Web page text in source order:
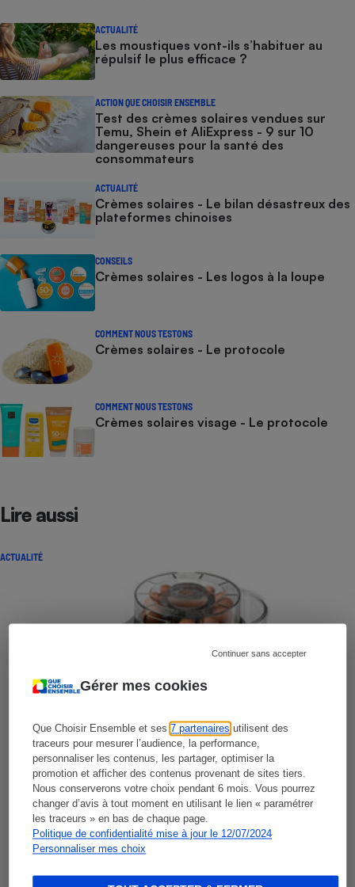
Gérer mes cookies
Que Choisir Ensemble et ses7 partenaires utilisent des
traceurs pour mesurer l’audience, la performance,
personnaliser les contenus, les partager, optimiser la
promotion et afficher des contenus provenant de sites tiers.
Nous conserverons votre choix pendant 6 mois. Vous pourrez
changer d’avis à tout moment en utilisant le lien « paramétrer
les traceurs » en bas de chaque page.
Politique de confidentialité mise à jour le 12/07/2024
Personnaliser mes choix
Continuer sans accepter
ACTUALITÉ
Les moustiques vont-ils s’habituer au
répulsif le plus efficace ?
ACTION QUE CHOISIR ENSEMBLE
Test des crèmes solaires vendues sur
Temu, Shein et AliExpress - 9 sur 10
dangereuses pour la santé des
consommateurs
ACTUALITÉ
Crèmes solaires - Le bilan désastreux des
plateformes chinoises
CONSEILS
Crèmes solaires - Les logos à la loupe
COMMENT NOUS TESTONS
Crèmes solaires - Le protocole
COMMENT NOUS TESTONS
Crèmes solaires visage - Le protocole
Lire aussi
ACTUALITÉ